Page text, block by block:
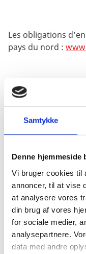
Samtykke
Denne hjemmeside
Vi bruger cookies til
annoncer, til at vise
at analysere vores
din brug af vores
for sociale medier,
analysepartnere.
data med andre
Les obligations
pays du nord :
Un lien pour les
touristique:
in Denmark
De l’information
Danemark:The
Ce lien sur le